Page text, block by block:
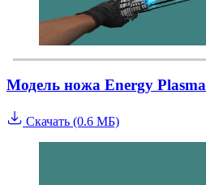
Модель ножа Energy Plasma
Скачать (0.6 МБ)